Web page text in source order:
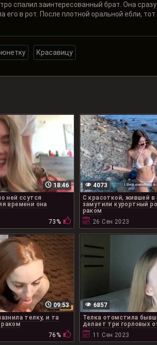
спалил заинтересованный брат. Она
в рот. После плотной оральной ебли,
Красавицу
18:46
ней ссутся
времени она
73%
4073
С красоткой, жившей
замутили курортный
раком
26 Сен 2023
09:53
телку, и та
76%
6857
Телка отомстила
делает три горловых
11 Сен 2023